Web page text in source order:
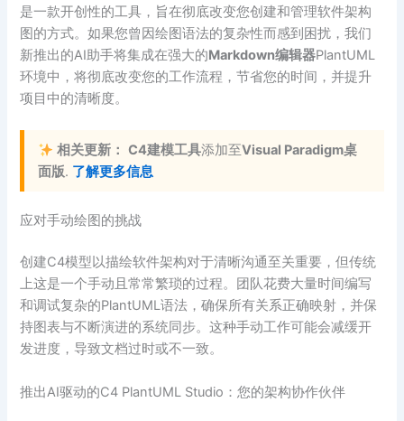
是一款开创性的工具，旨在彻底改变您创建和管理软件架构
图的方式。如果您曾因绘图语法的复杂性而感到困扰，我们
新推出的AI助手将集成在强大的Markdown编辑器PlantUML
环境中，将彻底改变您的工作流程，节省您的时间，并提升
项目中的清晰度。
相关更新： C4建模工具添加至Visual Paradigm桌
面版. 了解更多信息
应对手动绘图的挑战
创建C4模型以描绘软件架构对于清晰沟通至关重要，但传统
上这是一个手动且常常繁琐的过程。团队花费大量时间编写
和调试复杂的PlantUML语法，确保所有关系正确映射，并保
持图表与不断演进的系统同步。这种手动工作可能会减缓开
发进度，导致文档过时或不一致。
推出AI驱动的C4 PlantUML Studio：您的架构协作伙伴